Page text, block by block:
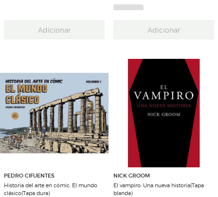
Adicionar Adicionar
PEDRO CIFUENTES
Historia del arte en cómic. El mundo
clásico(Tapa dura)
NICK GROOM
El vampiro: Una nueva historia(Tapa
blanda)